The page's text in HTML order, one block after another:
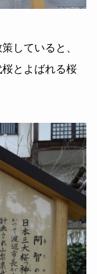
していると、
とよばれる桜